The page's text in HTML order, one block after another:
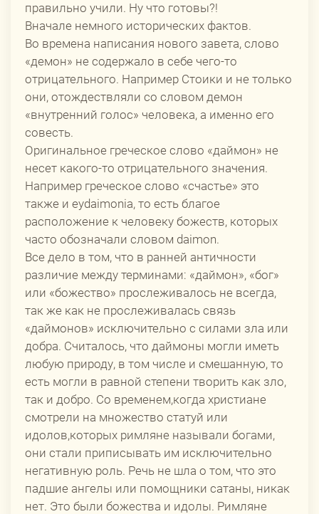
правильно учили. Ну что готовы?!
Вначале немного исторических фактов.
Во времена написания нового завета, слово
«демон» не содержало в себе чего-то
отрицательного. Например Стоики и не только
они, отождествляли со словом демон
«внутренний голос» человека, а именно его
совесть.
Оригинальное греческое слово «даймон» не
несет какого-то отрицательного значения.
Например греческое слово «счастье» это
также и eydaimonia, то есть благое
расположение к человеку божеств, которых
часто обозначали словом daimon.
Все дело в том, что в ранней античности
различие между терминами: «даймон», «бог»
или «божество» прослеживалось не всегда,
так же как не прослеживалась связь
«даймонов» исключительно с силами зла или
добра. Считалось, что даймоны могли иметь
любую природу, в том числе и смешанную, то
есть могли в равной степени творить как зло,
так и добро. Со временем,когда христиане
смотрели на множество статуй или
идолов,которых римляне называли богами,
они стали приписывать им исключительно
негативную роль. Речь не шла о том, что это
падшие ангелы или помощники сатаны, никак
нет. Это были божества и идолы. Римляне